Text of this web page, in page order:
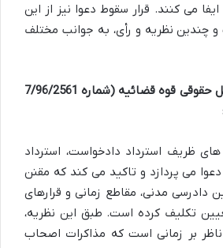
می کنند. قرار سقوط دعوا نیز از این
چندین نظریه و رأی، به جوانب مختلف
نظریه مشورتی اداره کل حقوقی قوه قضائیه (شماره 7/96/2561
ظریف استرداد دادخواست، استرداد
می پردازد و تاکید می کند که مقنن
قانون آیین دادرسی مدنی، مقاطع زمانی و قرارهای
تکلیف کرده است. طبق این نظریه،
ناظر بر زمانی است که مذاکرات اصحاب